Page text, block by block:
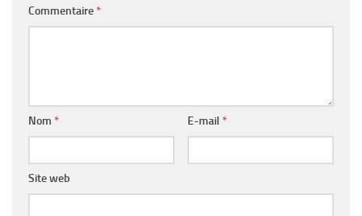
Commentaire *
Nom * E-mail *
Site web